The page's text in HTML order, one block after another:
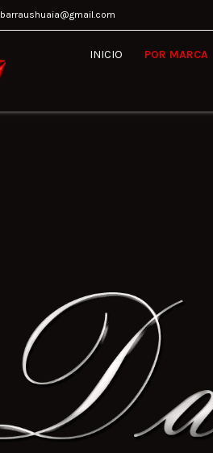
barraushuaia@gmail.com
INICIO POR MARCA